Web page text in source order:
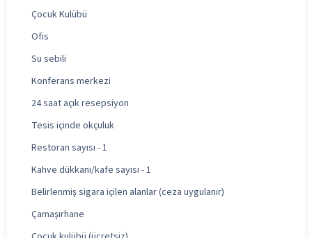
Çocuk Kulübü
Ofis
Su sebili
Konferans merkezi
24 saat açık resepsiyon
Tesis içinde okçuluk
Restoran sayısı - 1
Kahve dükkanı/kafe sayısı - 1
Belirlenmiş sigara içilen alanlar (ceza uygulanır)
Çamaşırhane